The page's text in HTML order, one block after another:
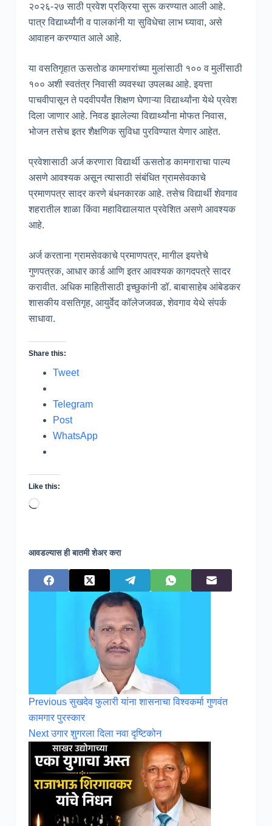
२०२६-२७ साठी प्रवेश प्रक्रिया सुरू करण्यात आली आहे.
पात्र विद्यार्थ्यांनी व पालकांनी या सुविधेचा लाभ घ्यावा, असे
आवाहन करण्यात आले आहे.
या वसतिगृहात ऊसतोड कामगारांच्या मुलांसाठी १०० व मुलींसाठी
१०० अशी स्वतंत्र निवासी व्यवस्था उपलब्ध आहे. इयत्ता
पाचवीपासून ते पदवीपर्यंत शिक्षण घेणाऱ्या विद्यार्थ्यांना येथे प्रवेश
दिला जाणार आहे. निवड झालेल्या विद्यार्थ्यांना मोफत निवास,
भोजन तसेच इतर शैक्षणिक सुविधा पुरविण्यात येणार आहेत.
प्रवेशासाठी अर्ज करणारा विद्यार्थी ऊसतोड कामगाराचा पाल्य
असणे आवश्यक असून त्यासाठी संबंधित ग्रामसेवकाचे
प्रमाणपत्र सादर करणे बंधनकारक आहे. तसेच विद्यार्थी शेवगाव
शहरातील शाळा किंवा महाविद्यालयात प्रवेशित असणे आवश्यक
आहे.
अर्ज करताना ग्रामसेवकाचे प्रमाणपत्र, मागील इयत्तेचे
गुणपत्रक, आधार कार्ड आणि इतर आवश्यक कागदपत्रे सादर
करावीत. अधिक माहितीसाठी इच्छुकांनी डॉ. बाबासाहेब आंबेडकर
शासकीय वसतिगृह, आयुर्वेद कॉलेजजवळ, शेवगाव येथे संपर्क
साधावा.
Share this:
Tweet
Telegram
Post
WhatsApp
Like this:
Loading…
आवडल्यास ही बातमी शेअर करा
Previousसुखदेव फुलारी यांना शासनाचा विश्वकर्मा गुणवंत
कामगार पुरस्कार
Nextउगार शुगरला दिला नवा दृष्टिकोन